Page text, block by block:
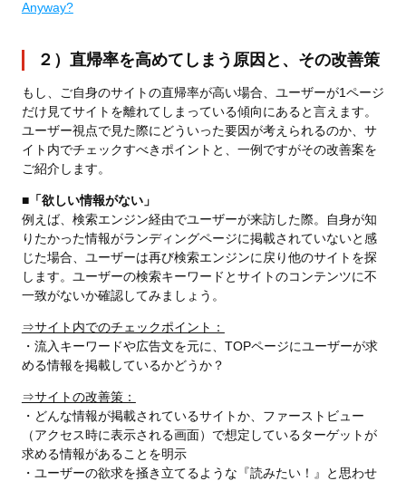
Anyway?
２）直帰率を高めてしまう原因と、その改善策
もし、ご自身のサイトの直帰率が高い場合、ユーザーが1ページ
だけ見てサイトを離れてしまっている傾向にあると言えます。
ユーザー視点で見た際にどういった要因が考えられるのか、サ
イト内でチェックすべきポイントと、一例ですがその改善案を
ご紹介します。
■「欲しい情報がない」
例えば、検索エンジン経由でユーザーが来訪した際。自身が知
りたかった情報がランディングページに掲載されていないと感
じた場合、ユーザーは再び検索エンジンに戻り他のサイトを探
します。ユーザーの検索キーワードとサイトのコンテンツに不
一致がないか確認してみましょう。
⇒サイト内でのチェックポイント：
・流入キーワードや広告文を元に、TOPページにユーザーが求
める情報を掲載しているかどうか？
⇒サイトの改善策：
・どんな情報が掲載されているサイトか、ファーストビュー
（アクセス時に表示される画面）で想定しているターゲットが
求める情報があることを明示
・ユーザーの欲求を掻き立てるような『読みたい！』と思わせ